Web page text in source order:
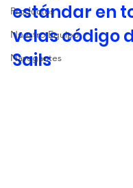
Productos
Nuestro Equipo
Navegantes
estándar en
velas código
Sails